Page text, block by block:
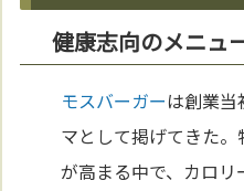
健康志向のメニュ
モスバーガーは創業当
マとして掲げてきた
が高まる中で、カロリ